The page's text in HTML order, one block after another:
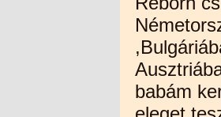
babám